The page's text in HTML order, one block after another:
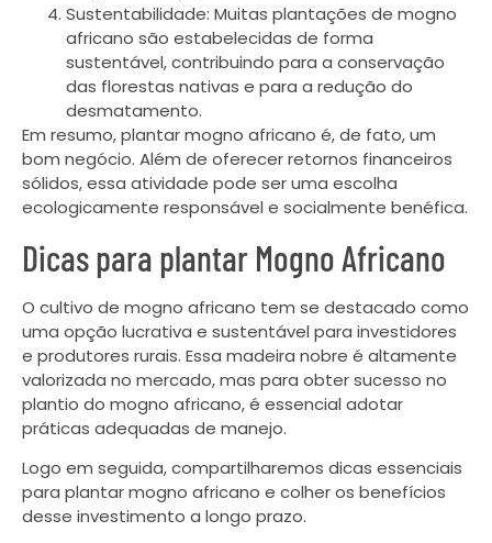
Sustentabilidade: Muitas plantações de mogno
africano são estabelecidas de forma
sustentável, contribuindo para a conservação
das florestas nativas e para a redução do
desmatamento.
Em resumo, plantar mogno africano é, de fato, um
bom negócio. Além de oferecer retornos financeiros
sólidos, essa atividade pode ser uma escolha
ecologicamente responsável e socialmente benéfica.
Dicas para plantar Mogno Africano
O cultivo de mogno africano tem se destacado como
uma opção lucrativa e sustentável para investidores
e produtores rurais. Essa madeira nobre é altamente
valorizada no mercado, mas para obter sucesso no
plantio do mogno africano, é essencial adotar
práticas adequadas de manejo.
Logo em seguida, compartilharemos dicas essenciais
para plantar mogno africano e colher os benefícios
desse investimento a longo prazo.